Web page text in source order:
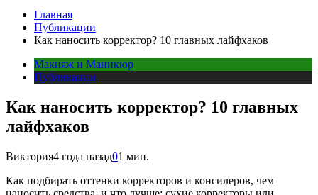
Главная
Публикации
Как наносить корректор? 10 главных лайфхаков
Макияж и Маникюр
Публикации
Как наносить корректор? 10 главных
лайфхаков
Виктория4 года назад01 мин.
Как подбирать оттенки корректоров и консилеров, чем